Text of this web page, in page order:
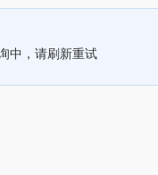
中，请刷新重试